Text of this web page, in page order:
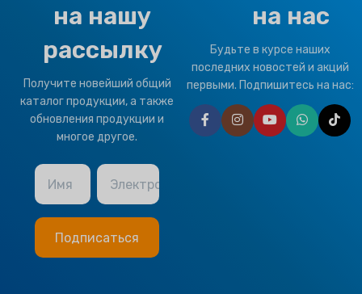
на нашу
рассылку
Получите новейший общий
каталог продукции, а также
обновления продукции и
многое другое.
Имя Электронная почта
на нас
Будьте в курсе наших
последних новостей и акций
первыми. Подпишитесь на нас: